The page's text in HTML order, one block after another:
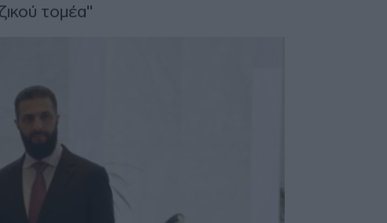
τομέα"